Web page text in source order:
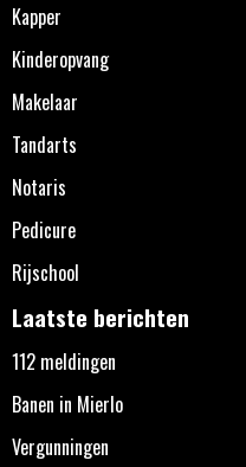
Kapper
Kinderopvang
Makelaar
Tandarts
Notaris
Pedicure
Rijschool
Laatste berichten
112 meldingen
Banen in Mierlo
Vergunningen